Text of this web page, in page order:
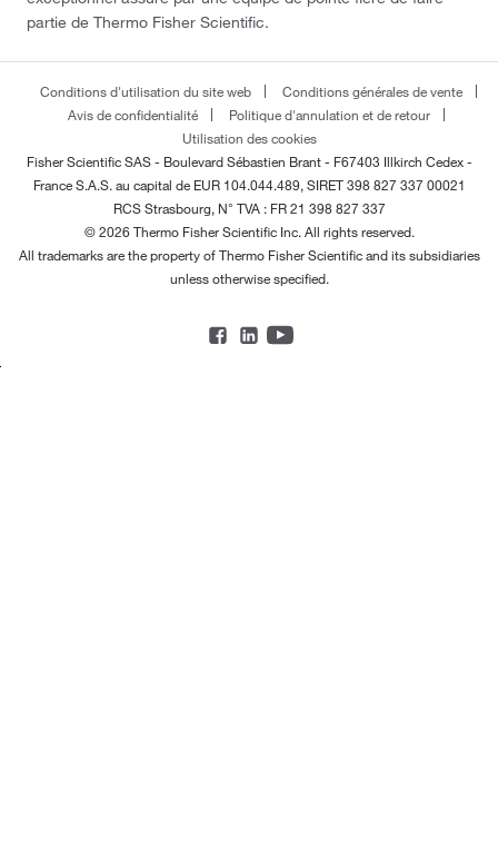
partie de Thermo Fisher Scientific.
Conditions d'utilisation du site web
Conditions générales de vente
Avis de confidentialité
Politique d'annulation et de retour
Utilisation des cookies
Fisher Scientific SAS - Boulevard Sébastien Brant - F67403 Illkirch Cedex -
FranceS.A.S. au capital de EUR 104.044.489, SIRET 398 827 337 00021
RCS Strasbourg, N° TVA : FR 21 398 827 337
© 2026 Thermo Fisher Scientific Inc. All rights reserved.
All trademarks are the property of Thermo Fisher Scientific and its subsidiaries
unless otherwise specified.